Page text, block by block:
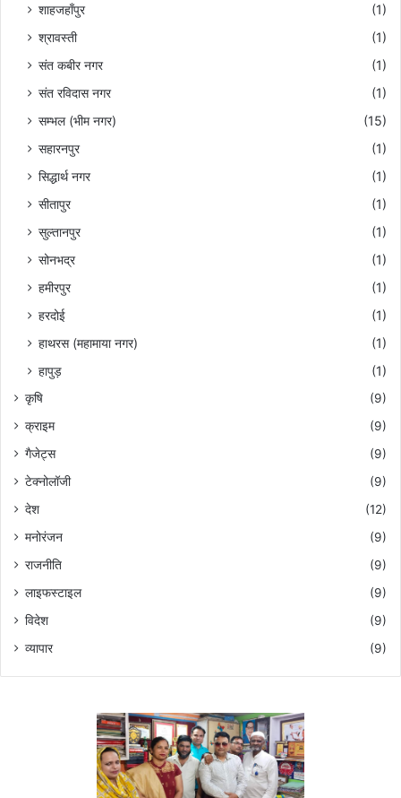
शाहजहाँपुर
(1)
श्रावस्ती
(1)
संत कबीर नगर
(1)
संत रविदास नगर
(1)
सम्भल (भीम नगर)
(15)
सहारनपुर
(1)
सिद्धार्थ नगर
(1)
सीतापुर
(1)
सुल्तानपुर
(1)
सोनभद्र
(1)
हमीरपुर
(1)
हरदोई
(1)
हाथरस (महामाया नगर)
(1)
हापुड़
(1)
कृषि
(9)
क्राइम
(9)
गैजेट्स
(9)
टेक्नोलॉजी
(9)
देश
(12)
मनोरंजन
(9)
राजनीति
(9)
लाइफस्टाइल
(9)
विदेश
(9)
व्यापार
(9)